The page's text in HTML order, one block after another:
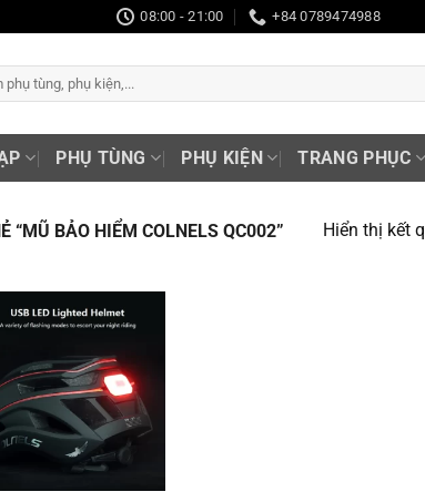
08:00 - 21:00 +84 0789474988
PHỤ TÙNG PHỤ KIỆN TRANG PHỤC
“MŨ BẢO HIỂM COLNELS QC002” Hiển thị kết
Add to
wishlist